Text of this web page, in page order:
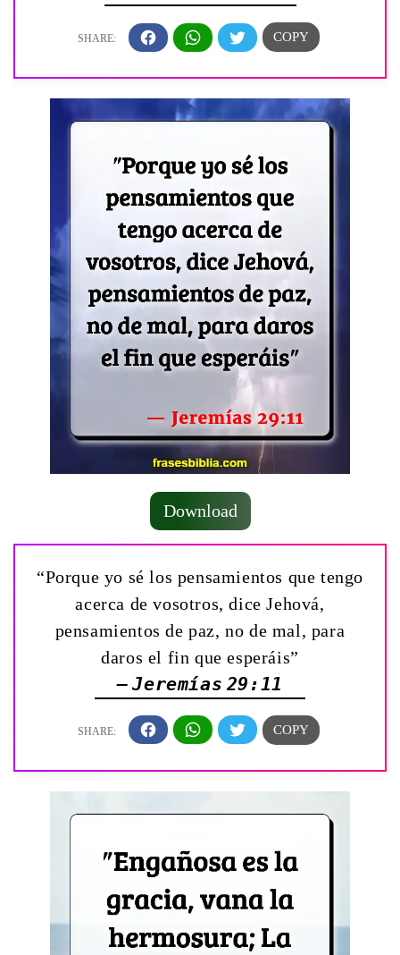
Download
“Porque yo sé los pensamientos que tengo
acerca de vosotros, dice Jehová,
pensamientos de paz, no de mal, para
daros el fin que esperáis”
— Jeremías 29:11